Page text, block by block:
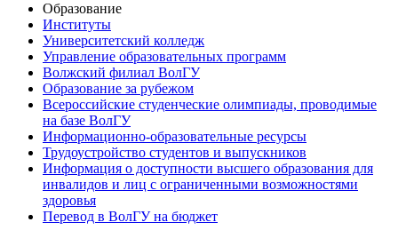
Образование
Институты
Университетский колледж
Управление образовательных программ
Волжский филиал ВолГУ
Образование за рубежом
Всероссийские студенческие олимпиады, проводимые
на базе ВолГУ
Информационно-образовательные ресурсы
Трудоустройство студентов и выпускников
Информация о доступности высшего образования для
инвалидов и лиц с ограниченными возможностями
здоровья
Перевод в ВолГУ на бюджет